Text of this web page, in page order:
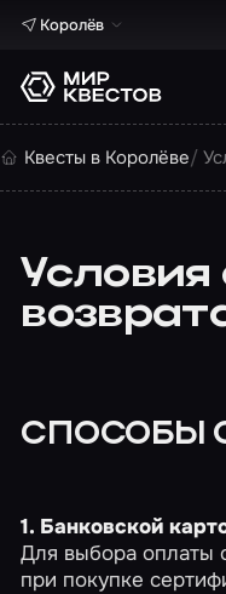
Королёв
Квесты в Королёве
СПОСОБЫ
1. Банковской
Для выбора оплаты
при покупке